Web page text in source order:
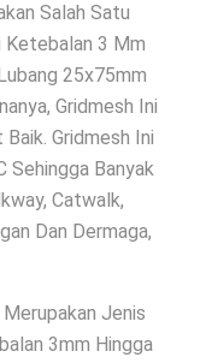
Salah Satu
Ketebalan 3 Mm
25x75mm
Gridmesh Ini
Gridmesh Ini
Sehingga Banyak
Catwalk,
Dan Dermaga,
Jenis
3mm Hingga